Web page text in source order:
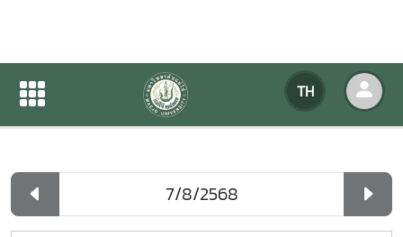
TH
ปฏิทินกิจกรรมของหน่วยงาน
ปฏิทินกิจกรรมของหน่วยงาน